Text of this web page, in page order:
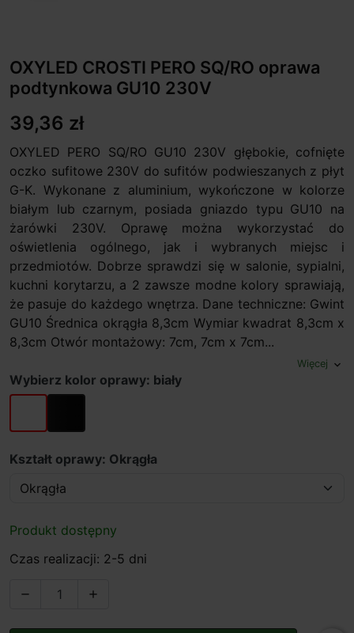
OXYLED CROSTI PERO SQ/RO oprawa
podtynkowa GU10 230V
39,36 zł
OXYLED PERO SQ/RO GU10 230V głębokie, cofnięte
oczko sufitowe 230V do sufitów podwieszanych z płyt
G-K. Wykonane z aluminium, wykończone w kolorze
białym lub czarnym, posiada gniazdo typu GU10 na
żarówki 230V. Oprawę można wykorzystać do
oświetlenia ogólnego, jak i wybranych miejsc i
przedmiotów. Dobrze sprawdzi się w salonie, sypialni,
kuchni korytarzu, a 2 zawsze modne kolory sprawiają,
że pasuje do każdego wnętrza. Dane techniczne: Gwint
GU10 Średnica okrągła 8,3cm Wymiar kwadrat 8,3cm x
8,3cm Otwór montażowy: 7cm, 7cm x 7cm...
Więcej expand_more
Wybierz kolor oprawy: biały
biały czarny
Kształt oprawy: Okrągła
Produkt dostępny
Czas realizacji: 2-5 dni
 